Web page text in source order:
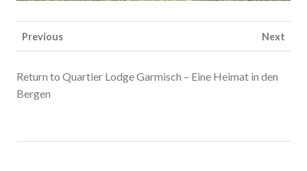
Previous Next
Return to Quartier Lodge Garmisch – Eine Heimat in den
Bergen